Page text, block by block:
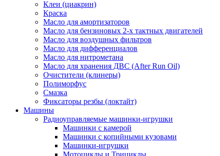
Клеи (циакрин)
Краска
Масло для амортизаторов
Масло для бензиновых 2-х тактных двигателей
Масло для воздушных фильтров
Масло для дифференциалов
Масло для нитрометана
Масло для хранения ДВС (After Run Oil)
Очистители (клинеры)
Полиморфус
Смазка
Фиксаторы резбы (локтайт)
Машины
Радиоуправляемые машинки-игрушки
Машинки с камерой
Машинки с копийными кузовами
Машинки-игрушки
Мотоциклы и Трициклы